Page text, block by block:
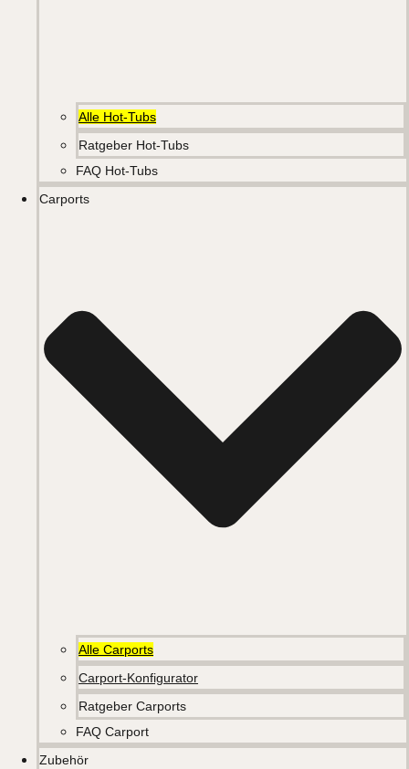
Alle Hot-Tubs
Ratgeber Hot-Tubs
FAQ Hot-Tubs
Carports
Alle Carports
Carport-Konfigurator
Ratgeber Carports
FAQ Carport
Zubehör